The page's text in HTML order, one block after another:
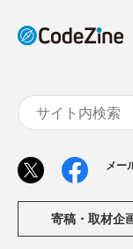
メー
寄稿・取材企